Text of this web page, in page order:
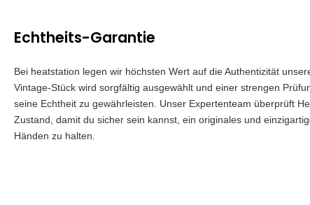
Echtheits-Garantie
Bei heatstation legen wir höchsten Wert auf die Authentizität
Vintage-Stück wird sorgfältig ausgewählt und einer strengen
seine Echtheit zu gewährleisten. Unser Expertenteam überprüft
Zustand, damit du sicher sein kannst, ein originales und
Händen zu halten.